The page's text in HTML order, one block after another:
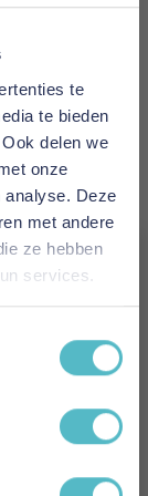
te
te bieden
delen we
onze
analyse. Deze
met andere
ze hebben
services.